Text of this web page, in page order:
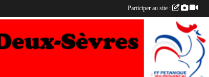
Participer au site :